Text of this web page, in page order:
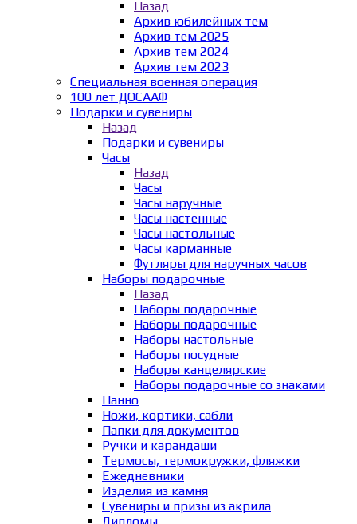
Назад
Архив юбилейных тем
Архив тем 2025
Архив тем 2024
Архив тем 2023
Специальная военная операция
100 лет ДОСААФ
Подарки и сувениры
Назад
Подарки и сувениры
Часы
Назад
Часы
Часы наручные
Часы настенные
Часы настольные
Часы карманные
Футляры для наручных часов
Наборы подарочные
Назад
Наборы подарочные
Наборы подарочные
Наборы настольные
Наборы посудные
Наборы канцелярские
Наборы подарочные со знаками
Панно
Ножи, кортики, сабли
Папки для документов
Ручки и карандаши
Термосы, термокружки, фляжки
Ежедневники
Изделия из камня
Сувениры и призы из акрила